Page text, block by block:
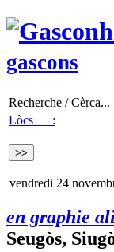
gascons
Recherche / Cèrca...
Lòcs :
vendredi 24
en graphie
Seugòs,